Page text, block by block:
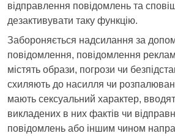
відправлення повідомлень та
дезактивувати таку функцію.
Забороняється надсилання за
повідомлення, повідомлення
містять образи, погрози чи
схиляють до насилля чи
мають сексуальний характер,
викладених в них фактів чи
повідомлень або іншим чином